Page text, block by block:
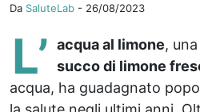
Da SaluteLab - 26/08/2023
L’ acqua al limone,
succo di limone
acqua, ha guadagnato